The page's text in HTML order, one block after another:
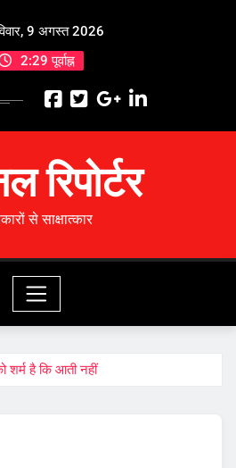
9 अगस्त 2026
2:29 पूर्वाह्न
रिपोर्टर
से साक्षात्कार
है कि आती नहीं